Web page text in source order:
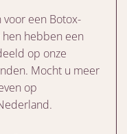
voor een Botox-
hen hebben een
op onze
Mocht u meer
op